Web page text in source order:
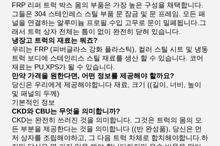
FRP 리퍼 트럭 박스 몸의 부품은 가장 높은 구성을 채택합니다.
그들은 304 스테인레스 스틸 부품 문 잠금 및 문 프레임. 모든 패
널을 연결하는 알루미늄 프로필.수입 고무로 문이 밀폐됩니다.그
래서 트럭 상자 전체는 틈이 없이 완전히 닫혀 있습니다.
냉장고 트럭의 재료는 뭐죠?
우리는 FRP (피버글라스 강화 플라스틱), 컬러 스틸 시트 및 냉동
트럭 보디에 스테인리스 스틸 재료를 생산 할 수 있습니다. 코어
재료는 PU,XPS가 될 수 있습니다.
만약 가격을 원한다면, 어떤 정보를 제공해야 할까요?
당신은 우리에게 제공해야합니다 재료, 크기 ((길이, 너비, 높이
및 패널의 두께)
기본적인 정보
CKD와 CBU는 무엇을 의미합니까?
CKD는 완전히 쓰러진 것을 의미합니다. 그것은 트럭의 몸의 모
든 부분을 제공한다는 것을 의미합니다 ((반 완성품), 당신은 먼
저 상자를 조립해야하고, 그 다음 트럭 차체로 합치해야합니다.하